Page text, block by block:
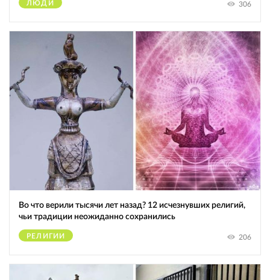
ЛЮДИ 306
Во что верили тысячи лет назад? 12 исчезнувших религий,
чьи традиции неожиданно сохранились
РЕЛИГИИ 206